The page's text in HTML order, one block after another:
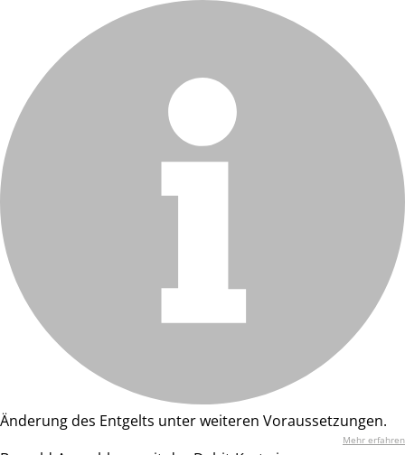
Änderung des Entgelts unter weiteren Voraussetzungen.
Mehr erfahren